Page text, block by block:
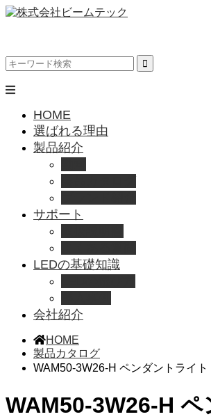
HOME
選ばれる理由
製品紹介
サポート
LEDの基礎知識
会社紹介
HOME
製品カタログ
WAM50-3W26-H ペンダントライ
WAM50-3W26-H